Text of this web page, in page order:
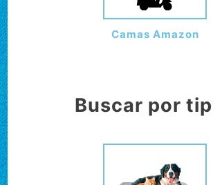
Camas Amazon
Buscar por